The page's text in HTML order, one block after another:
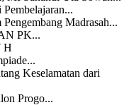
Madrasah...
PK...
H
Keselamatan dari
Progo...